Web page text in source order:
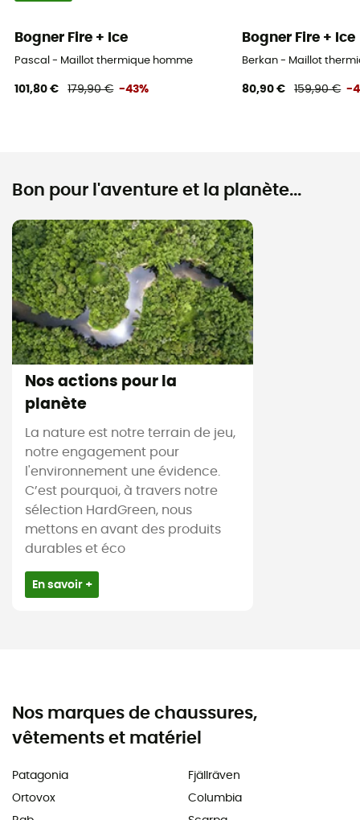
Bogner Fire + Ice
Pascal - Maillot thermique homme
101,80 € 179,90 € -43%
Bogner Fire + Ice
Berkan - Maillot
80,90 € 159,90 € -
Bon pour l'aventure et la planète...
Nos actions pour la
planète
La nature est notre terrain de jeu,
notre engagement pour
l'environnement une évidence.
C’est pourquoi, à travers notre
sélection HardGreen, nous
mettons en avant des produits
durables et éco
En savoir +
Nos marques de chaussures,
vêtements et matériel
Patagonia
Ortovox
Fjällräven
Columbia